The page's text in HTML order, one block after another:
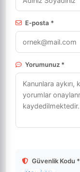
E-posta *
Yorumunuz *
Güvenlik Kodu *